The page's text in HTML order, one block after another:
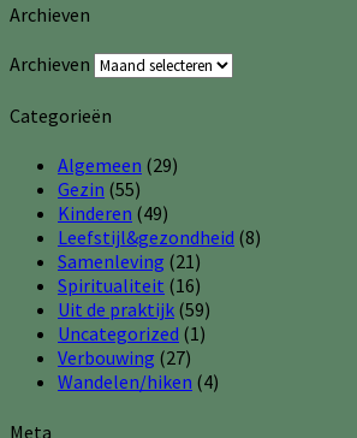
Archieven
Archieven
Categorieën
Algemeen (29)
Gezin (55)
Kinderen (49)
Leefstijl&gezondheid (8)
Samenleving (21)
Spiritualiteit (16)
Uit de praktijk (59)
Uncategorized (1)
Verbouwing (27)
Wandelen/hiken (4)
Meta